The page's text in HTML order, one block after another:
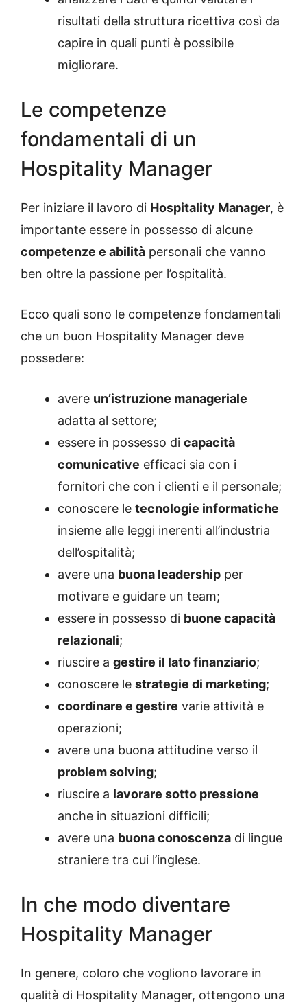
risultati della struttura ricettiva così da
capire in quali punti è possibile
migliorare.
Le competenze
fondamentali di un
Hospitality Manager
Per iniziare il lavoro di Hospitality Manager, è
importante essere in possesso di alcune
competenze e abilità personali che vanno
ben oltre la passione per l’ospitalità.
Ecco quali sono le competenze fondamentali
che un buon Hospitality Manager deve
possedere:
avere un’istruzione manageriale
adatta al settore;
essere in possesso di capacità
comunicative efficaci sia con i
fornitori che con i clienti e il personale;
conoscere le tecnologie informatiche
insieme alle leggi inerenti all’industria
dell’ospitalità;
avere una buona leadership per
motivare e guidare un team;
essere in possesso di buone capacità
relazionali;
riuscire a gestire il lato finanziario;
conoscere le strategie di marketing;
coordinare e gestire varie attività e
operazioni;
avere una buona attitudine verso il
problem solving;
riuscire a lavorare sotto pressione
anche in situazioni difficili;
avere una buona conoscenza di lingue
straniere tra cui l’inglese.
In che modo diventare
Hospitality Manager
In genere, coloro che vogliono lavorare in
qualità di Hospitality Manager, ottengono una